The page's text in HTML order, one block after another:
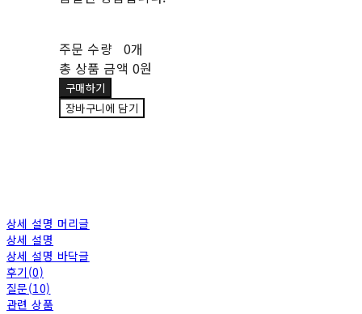
주문 수량 0개
총 상품 금액 0원
구매하기
장바구니에 담기
상세 설명 머리글
상세 설명
상세 설명 바닥글
후기(0)
질문(10)
관련 상품